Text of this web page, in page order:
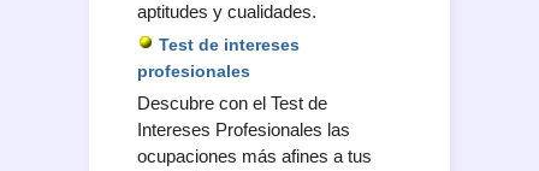
aptitudes y cualidades.
Test de intereses
profesionales
Descubre con el Test de
Intereses Profesionales las
ocupaciones más afines a tus